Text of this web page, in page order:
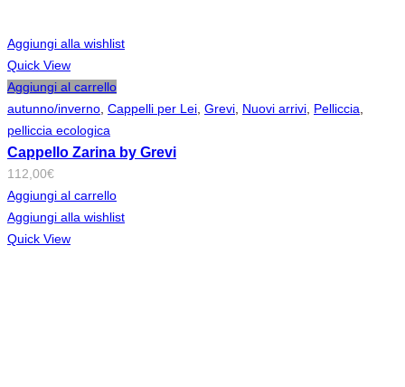
Aggiungi alla wishlist
Quick View
Aggiungi al carrello
autunno/inverno Cappelli per Lei Grevi Nuovi arrivi Pelliccia
pelliccia ecologica
Cappello Zarina by Grevi
112,00€
Aggiungi al carrello
Aggiungi alla wishlist
Quick View